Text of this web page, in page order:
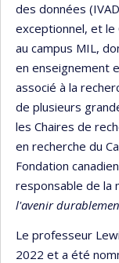
des données
exceptionnel, et le
au campus MIL,
en enseignement
associé à la
de plusieurs
les Chaires de
en recherche du
Fondation
responsable de la
l'avenir
Le professeur
2022 et a été